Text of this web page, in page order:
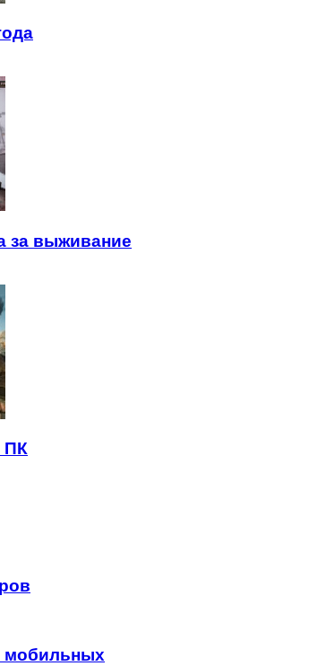
за выживание
ПК
мобильных